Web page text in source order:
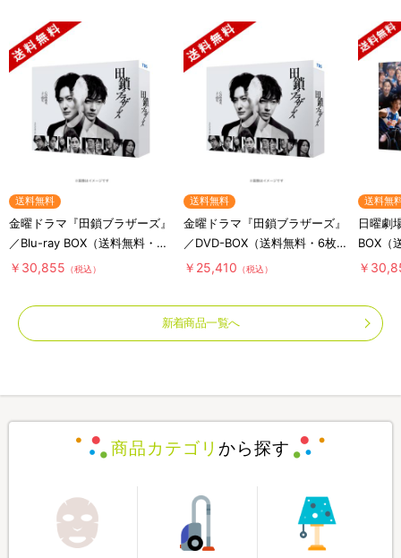
送料無料
金曜ドラマ『田鎖ブラザーズ』
／Blu-ray BOX（送料無料・3
枚組）
￥30,855 （税込）
送料無料
金曜ドラマ『田鎖ブラザーズ』
／DVD-BOX（送料無料・6枚
組）
￥25,410 （税込）
送料無
日曜劇
BOX（
￥
新着商品一覧へ
商品カテゴリ から探す